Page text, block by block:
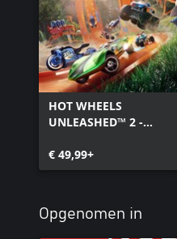
HOT WHEELS
UNLEASHED™ 2 -
€ 49,99+
Opgenomen in